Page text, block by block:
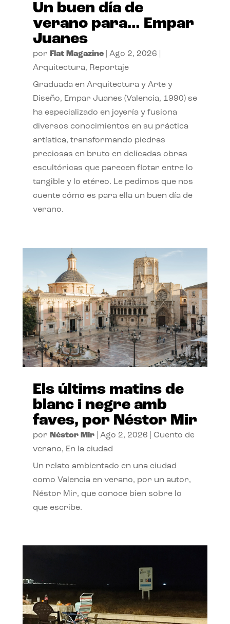
Un buen día de
verano para… Empar
Juanes
por Flat Magazine| Ago 2, 2026
Arquitectura, Reportaje
Graduada en Arquitectura y Arte y
Diseño, Empar Juanes (Valencia, 1990) se
ha especializado en joyería y fusiona
diversos conocimientos en su práctica
artística, transformando piedras
preciosas en bruto en delicadas obras
escultóricas que parecen flotar entre lo
tangible y lo etéreo. Le pedimos que nos
cuente cómo es para ella un buen día de
verano.
Els últims matins de
blanc i negre amb
faves, por Néstor Mir
por Néstor Mir| Ago 2, 2026
Cuento de
verano, En la ciudad
Un relato ambientado en una ciudad
como Valencia en verano, por un autor,
Néstor Mir, que conoce bien sobre lo
que escribe.